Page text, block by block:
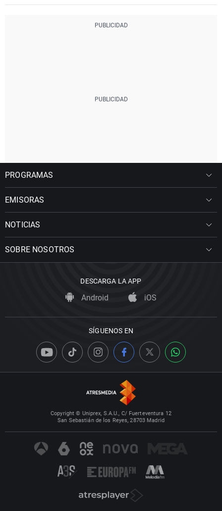
PROGRAMAS
EMISORAS
NOTICIAS
SOBRE NOSOTROS
DESCARGA LA APP
Android iOS
SÍGUENOS EN
Copyright © Uniprex, S.A.U., C/ Fuerteventura 12
San Sebastián de los Reyes, 28703 Madrid